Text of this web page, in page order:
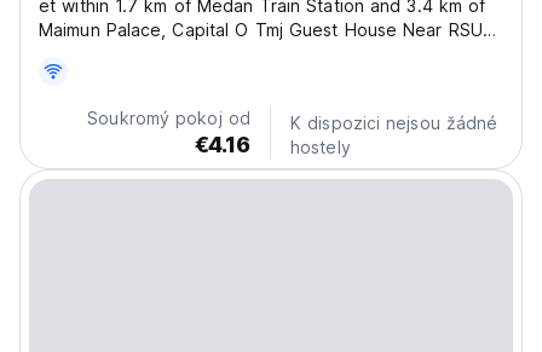
et within 1.7 km of Medan Train Station and 3.4 km of
Maimun Palace, Capital O Tmj Guest House Near RSUD
private bathroom in Medan. This 3-star hotel offers
room service, a 24-hour front desk and free WiFi....
Soukromý pokoj od
€4.16
K dispozici nejsou žádné
hostely